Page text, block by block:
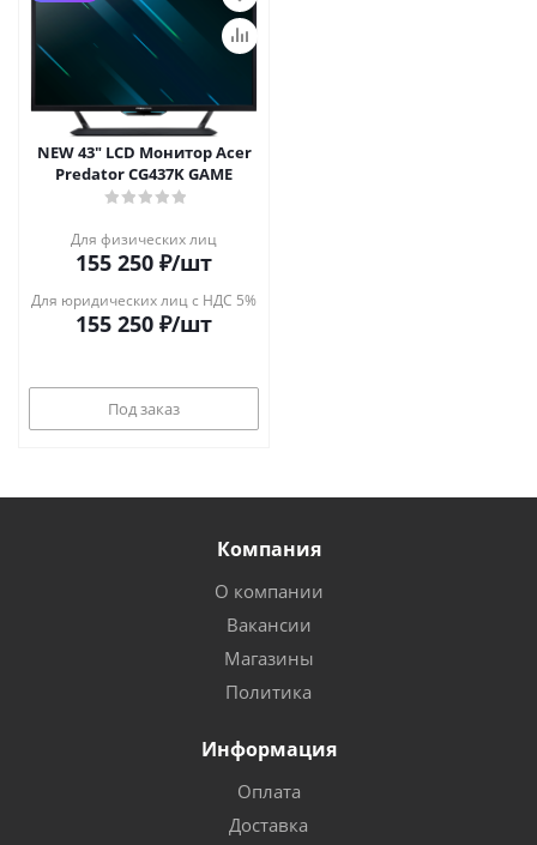
NEW 43" LCD Монитор Acer
Predator CG437K GAME
Для физических лиц
155 250 ₽/шт
Для юридических лиц с НДС 5%
155 250 ₽/шт
Под заказ
Компания
О компании
Вакансии
Магазины
Политика
Информация
Оплата
Доставка